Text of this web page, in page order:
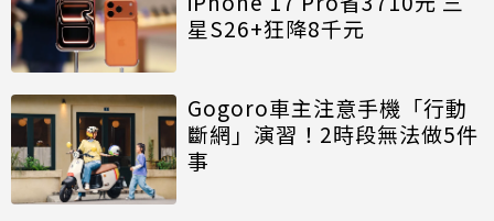
星S26+狂降8千元
Gogoro車主注意手機「行動
斷網」演習！2時段無法做5件
事